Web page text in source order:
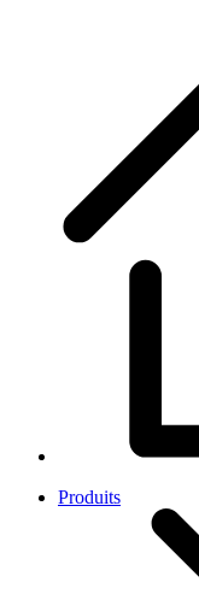
Produits